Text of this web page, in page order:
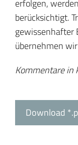
erfolgen,
berücksichtigt.
gewissenhafter
übernehmen
Kommentare in
Download